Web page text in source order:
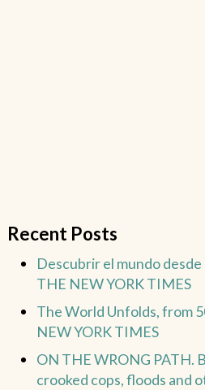
Recent Posts
Descubrir el mundo
THE NEW YORK TIMES
The World Unfolds, from
NEW YORK TIMES
ON THE WRONG PATH.
crooked cops, floods and